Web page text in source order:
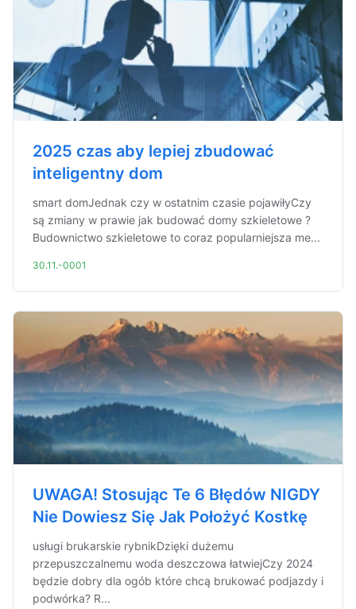
2025 czas aby lepiej zbudować
inteligentny dom
smart domJednak czy w ostatnim czasie pojawiłyCzy
są zmiany w prawie jak budować domy szkieletowe ?
Budownictwo szkieletowe to coraz popularniejsza me...
30.11.-0001
UWAGA! Stosując Te 6 Błędów NIGDY
Nie Dowiesz Się Jak Położyć Kostkę
usługi brukarskie rybnikDzięki dużemu
przepuszczalnemu woda deszczowa łatwiejCzy 2024
będzie dobry dla ogób które chcą brukować podjazdy i
podwórka? R...